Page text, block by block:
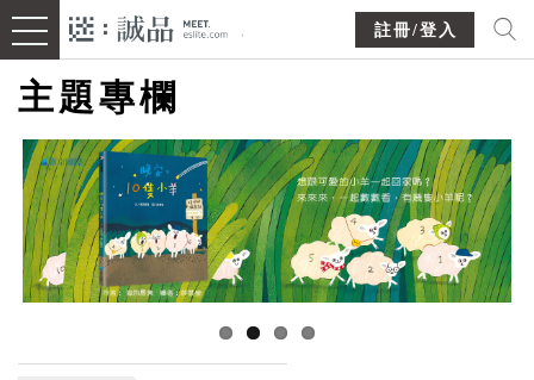
註冊/登入
主題專欄